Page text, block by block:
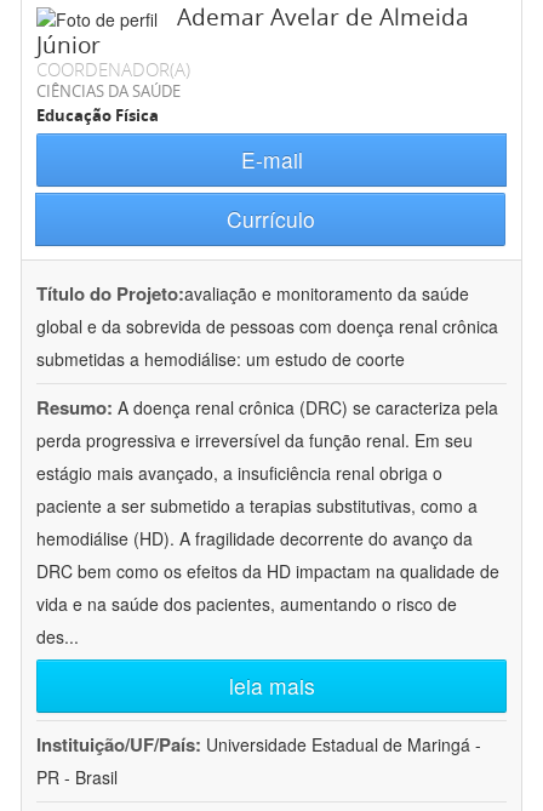
Ademar Avelar de Almeida
Júnior
COORDENADOR(A)
CIÊNCIAS DA SAÚDE
Educação Física
E-mail
Currículo
Título do Projeto:avaliação e monitoramento da saúde
global e da sobrevida de pessoas com doença renal crônica
submetidas a hemodiálise: um estudo de coorte
Resumo: A doença renal crônica (DRC) se caracteriza pela
perda progressiva e irreversível da função renal. Em seu
estágio mais avançado, a insuficiência renal obriga o
paciente a ser submetido a terapias substitutivas, como a
hemodiálise (HD). A fragilidade decorrente do avanço da
DRC bem como os efeitos da HD impactam na qualidade de
vida e na saúde dos pacientes, aumentando o risco de
des...
leia mais
Instituição/UF/País: Universidade Estadual de Maringá -
PR - Brasil